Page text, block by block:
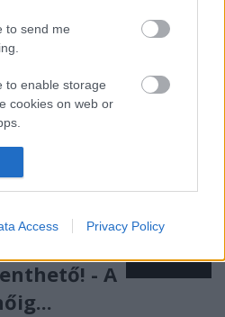
to send me
to enable storage
cookies on web or
to enable storage
the website or app.
enable storage
authentication
and other
Access Privacy Policy
- A